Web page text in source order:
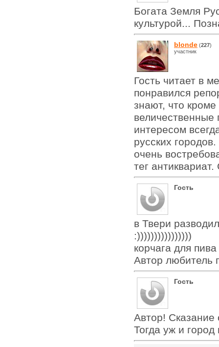
Богата Земля
культурой...
blonde (227)
участник
Гость читает в
понравился
знают, что
интересом
русских
очень
тег
Гость
в Твери
:))))))))))))))))
корчага для
Автор любитель
Гость
Автор! Сказание
Тогда уж и город